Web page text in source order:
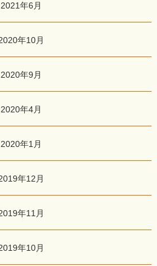
2021年6月
年10月
2020年9月
2020年4月
2020年1月
年12月
年11月
年10月